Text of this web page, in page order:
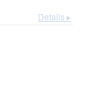
Details ▸